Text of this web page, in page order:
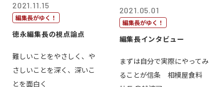
2021.11.15
編集長がゆく！
徳永編集長の視点論点
難しいことをやさしく、や
さしいことを深く、深いこ
とを面白く
2021.05.01
編集長がゆく！
編集長インタビュー
まずは自分で実際にやってみ
ることが信条 相模屋食料